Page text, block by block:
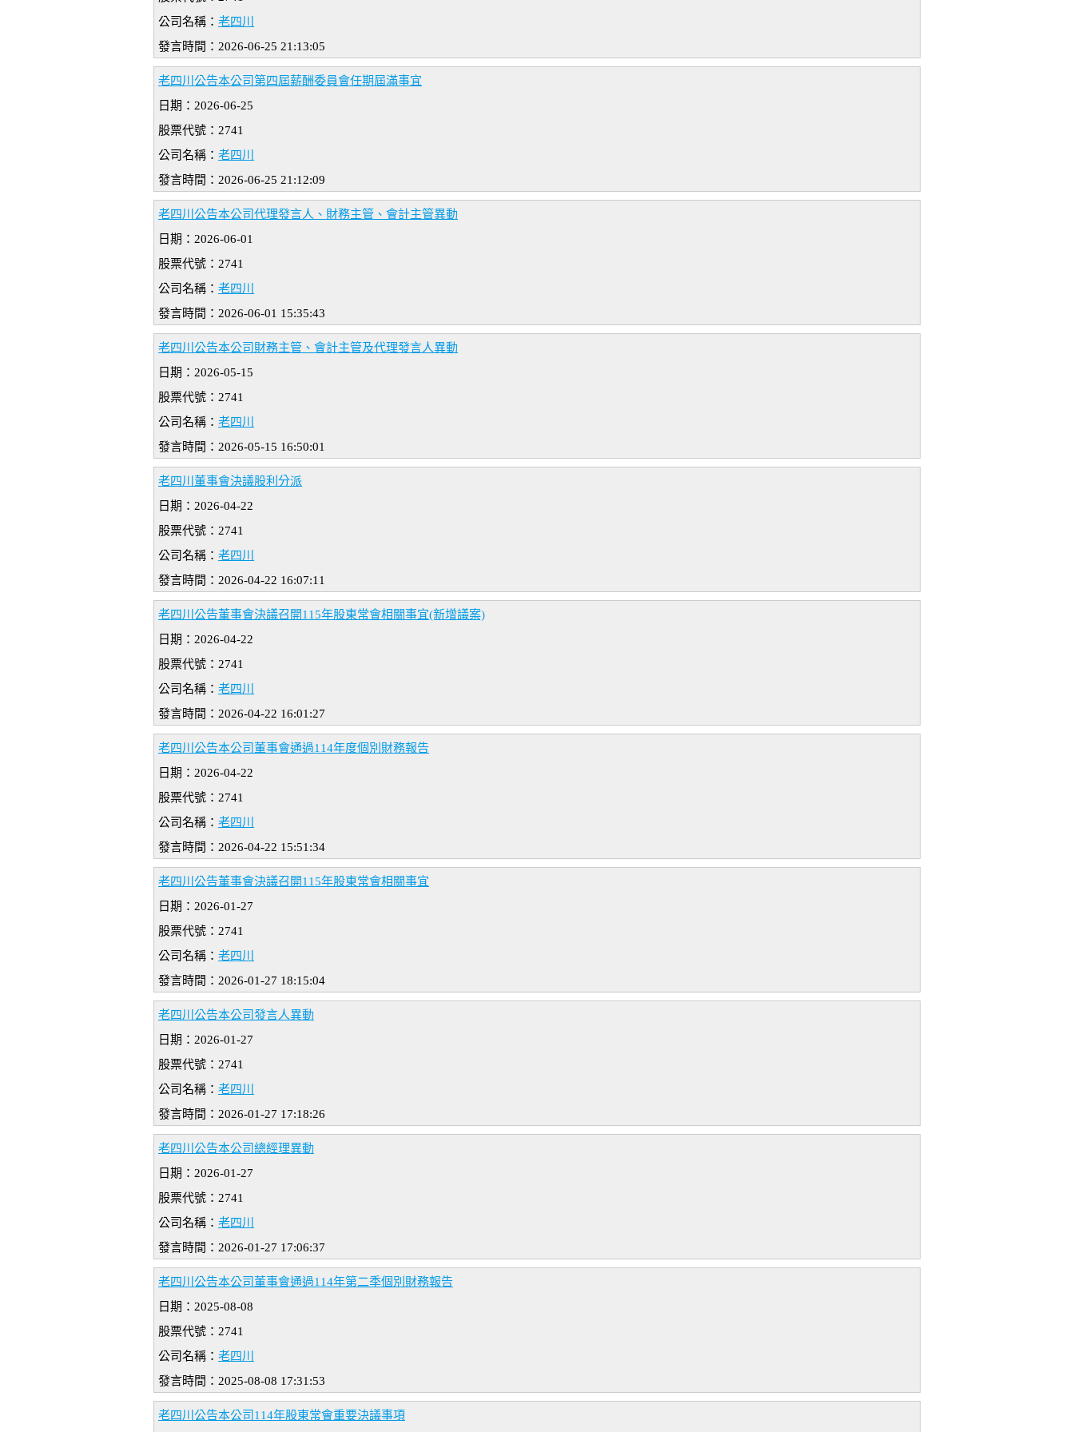
公司名稱： 老四川
發言時間：2026-06-25 21:13:05
老四川公告本公司第四屆薪酬委員會任期屆滿事宜
日期：2026-06-25
股票代號：2741
公司名稱： 老四川
發言時間：2026-06-25 21:12:09
老四川公告本公司代理發言人、財務主管、會計主管異動
日期：2026-06-01
股票代號：2741
公司名稱： 老四川
發言時間：2026-06-01 15:35:43
老四川公告本公司財務主管、會計主管及代理發言人異動
日期：2026-05-15
股票代號：2741
公司名稱： 老四川
發言時間：2026-05-15 16:50:01
老四川董事會決議股利分派
日期：2026-04-22
股票代號：2741
公司名稱： 老四川
發言時間：2026-04-22 16:07:11
老四川公告董事會決議召開115年股東常會相關事宜(新增議案)
日期：2026-04-22
股票代號：2741
公司名稱： 老四川
發言時間：2026-04-22 16:01:27
老四川公告本公司董事會通過114年度個別財務報告
日期：2026-04-22
股票代號：2741
公司名稱： 老四川
發言時間：2026-04-22 15:51:34
老四川公告董事會決議召開115年股東常會相關事宜
日期：2026-01-27
股票代號：2741
公司名稱： 老四川
發言時間：2026-01-27 18:15:04
老四川公告本公司發言人異動
日期：2026-01-27
股票代號：2741
公司名稱： 老四川
發言時間：2026-01-27 17:18:26
老四川公告本公司總經理異動
日期：2026-01-27
股票代號：2741
公司名稱： 老四川
發言時間：2026-01-27 17:06:37
老四川公告本公司董事會通過114年第二季個別財務報告
日期：2025-08-08
股票代號：2741
公司名稱： 老四川
發言時間：2025-08-08 17:31:53
老四川公告本公司114年股東常會重要決議事項